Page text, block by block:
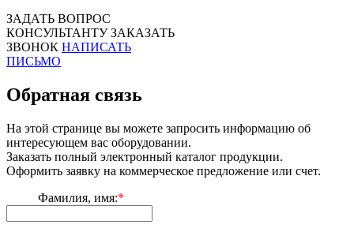
ЗАДАТЬ ВОПРОС
КОНСУЛЬТАНТУ ЗАКАЗАТЬ
ЗВОНОК НАПИСАТЬ
ПИСЬМО
Обратная связь
На этой странице вы можете запросить информацию об
интересующем вас оборудовании.
Заказать полный электронный каталог продукции.
Оформить заявку на коммерческое предложение или счет.
Фамилия, имя:*